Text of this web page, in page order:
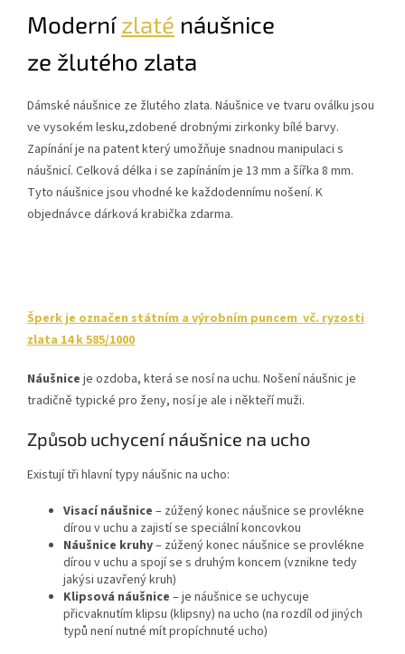
Modernízlaté náušnice
ze žlutého zlata
Dámské náušnice ze žlutého zlata. Náušnice ve tvaru oválku jsou
ve vysokém lesku,zdobené drobnými zirkonky bílé barvy.
Zapínání je na patent který umožňuje snadnou manipulaci s
náušnicí. Celková délka i se zapínáním je 13 mm a šířka 8 mm.
Tyto náušnice jsou vhodné ke každodennímu nošení. K
objednávce dárková krabička zdarma.
Šperk je označen státním a výrobním puncem vč. ryzosti
zlata 14 k 585/1000
Náušnice je ozdoba, která se nosí na uchu. Nošení náušnic je
tradičně typické pro ženy, nosí je ale i někteří muži.
Způsob uchycení náušnice na ucho
Existují tři hlavní typy náušnic na ucho:
Visací náušnice – zúžený konec náušnice se provlékne
dírou v uchu a zajistí se speciální koncovkou
Náušnice kruhy– zúžený konec náušnice se provlékne
dírou v uchu a spojí se s druhým koncem (vznikne tedy
jakýsi uzavřený kruh)
Klipsová náušnice – je náušnice se uchycuje
přicvaknutím klipsu (klipsny) na ucho (na rozdíl od jiných
typů není nutné mít propíchnuté ucho)